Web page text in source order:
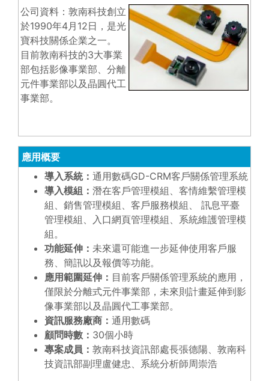
公司資料：敦南科技創立
於1990年4月12日，是光
寶科技關係企業之一。
目前敦南科技的3大事業
部包括影像事業部、分離
元件事業部以及晶圓代工
事業部。
應用概要
導入系統： 通用數碼GD-CRM客戶關係管理系統
導入模組： 潛在客戶管理模組、客情維繫管理模
組、銷售管理模組、客戶服務模組、 訊息平臺
管理模組、入口網頁管理模組、系統維護管理模
組。
功能延伸： 未來還可能進一步延伸使用客戶服
務、簡訊以及報價等功能。
應用範圍延伸： 目前客戶關係管理系統的應用，
僅限於分離式元件事業部，未來則計畫延伸到影
像事業部以及晶圓代工事業部。
資訊服務廠商： 通用數碼
顧問時數： 30個小時
專案成員： 敦南科技資訊部處長張德陽、敦南科
技資訊部副理盧健忠、系統分析師周崇浩